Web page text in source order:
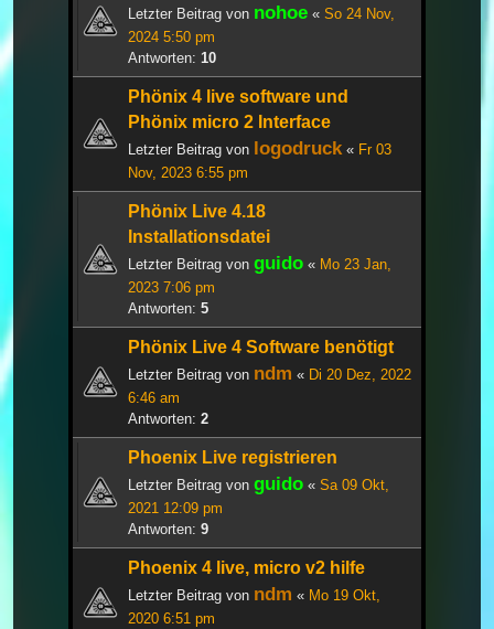
Letzter Beitrag von nohoe « So 24 Nov,
2024 5:50 pm
Antworten: 10
Phönix 4 live software und
Phönix micro 2 Interface
Letzter Beitrag von logodruck« Fr 03
Nov, 2023 6:55 pm
Phönix Live 4.18
Installationsdatei
Letzter Beitrag von guido « Mo 23 Jan,
2023 7:06 pm
Antworten: 5
Phönix Live 4 Software benötigt
Letzter Beitrag von ndm « Di 20 Dez, 2022
6:46 am
Antworten: 2
Phoenix Live registrieren
Letzter Beitrag von guido « Sa 09 Okt,
2021 12:09 pm
Antworten: 9
Phoenix 4 live, micro v2 hilfe
Letzter Beitrag von ndm « Mo 19 Okt,
2020 6:51 pm